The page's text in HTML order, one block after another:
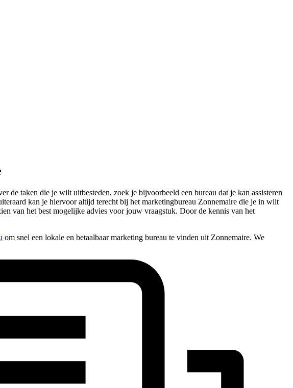
de taken die je wilt uitbesteden, zoek je bijvoorbeeld een bureau dat je kan assisteren
kan je hiervoor altijd terecht bij het marketingbureau Zonnemaire die je in wilt
van het best mogelijke advies voor jouw vraagstuk. Door de kennis van het
om snel een lokale en betaalbaar marketing bureau te vinden uit Zonnemaire. We